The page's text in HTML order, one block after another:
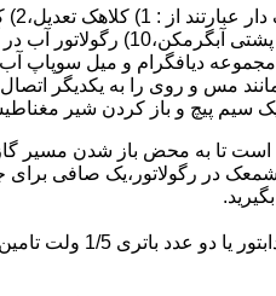
مس و روی را به یکدیگر
تا به محض باز شدن مسیر
در رگولاتور،یک صافی برای